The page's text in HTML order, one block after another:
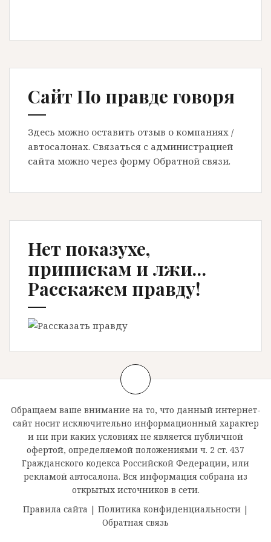
Сайт По правде говоря
Здесь можно оставить отзыв о компаниях /
автосалонах. Связаться с администрацией
сайта можно через форму Обратной связи.
Нет показухе,
припискам и лжи…
Расскажем правду!
Обращаем ваше внимание на то, что данный интернет-
сайт носит исключительно информационный характер
и ни при каких условиях не является публичной
офертой, определяемой положениями ч. 2 ст. 437
Гражданского кодекса Российской Федерации, или
рекламой автосалона. Вся информация собрана из
открытых источников в сети.
Правила сайта | Политика конфиденциальности|
Обратная связь